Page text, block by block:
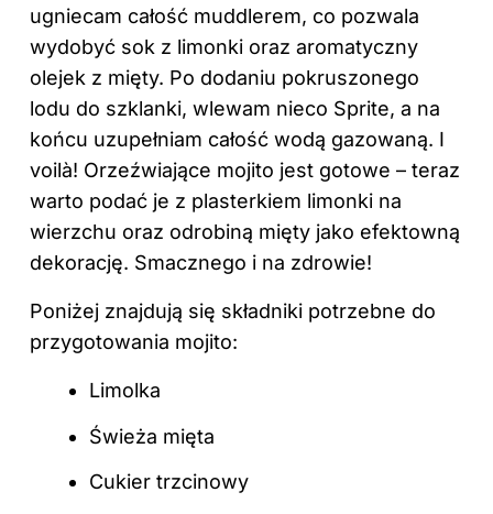
ugniecam całość muddlerem, co pozwala
wydobyć sok z limonki oraz aromatyczny
olejek z mięty. Po dodaniu pokruszonego
lodu do szklanki, wlewam nieco Sprite, a na
końcu uzupełniam całość wodą gazowaną. I
voilà! Orzeźwiające mojito jest gotowe – teraz
warto podać je z plasterkiem limonki na
wierzchu oraz odrobiną mięty jako efektowną
dekorację. Smacznego i na zdrowie!
Poniżej znajdują się składniki potrzebne do
przygotowania mojito:
Limolka
Świeża mięta
Cukier trzcinowy